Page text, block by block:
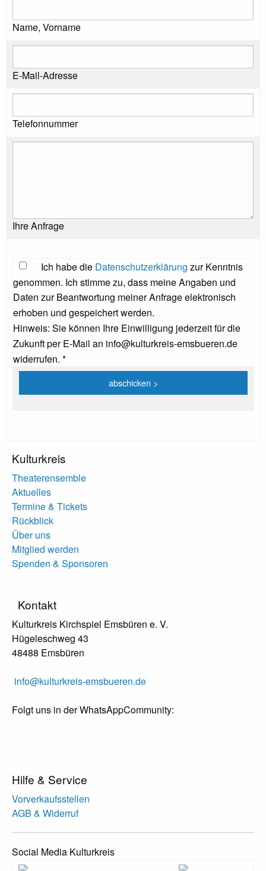
Name, Vorname
E-Mail-Adresse
Telefonnummer
Ihre Anfrage
Ich habe die Datenschutzerklärung zur Kenntnis
genommen. Ich stimme zu, dass meine Angaben und
Daten zur Beantwortung meiner Anfrage elektronisch
erhoben und gespeichert werden.
Hinweis: Sie können Ihre Einwilligung jederzeit für die
Zukunft per E-Mail an info@kulturkreis-emsbueren.de
widerrufen. *
Kulturkreis
Theaterensemble
Aktuelles
Termine & Tickets
Rückblick
Über uns
Mitglied werden
Spenden & Sponsoren
Kontakt
Kulturkreis Kirchspiel Emsbüren e. V.
Hügeleschweg 43
48488 Emsbüren
info@kulturkreis-emsbueren.de
Folgt uns in der WhatsAppCommunity:
Hilfe & Service
Vorverkaufsstellen
AGB & Widerruf
Social Media Kulturkreis